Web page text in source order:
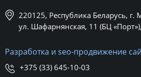
220125, Республика Беларусь, г.
ул. Шафарнянская, 11 (БЦ
Разработка и seo-продвижение
+375 (33) 645-10-03